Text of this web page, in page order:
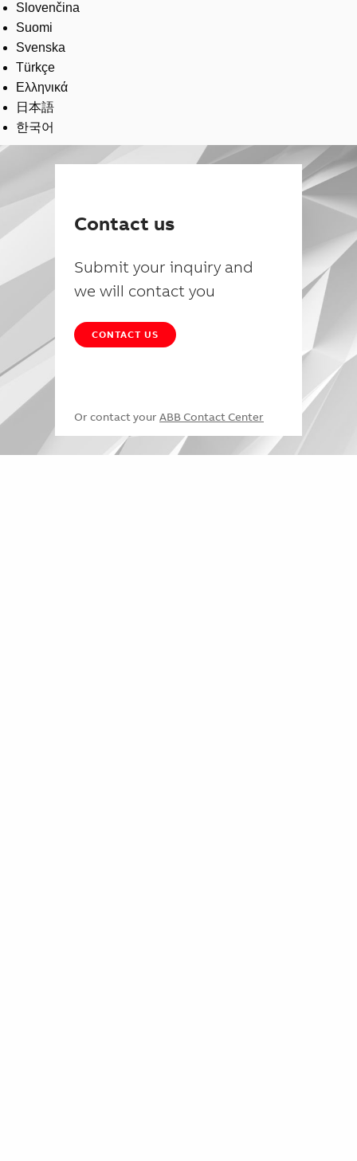
Slovenčina
Suomi
Svenska
Türkçe
Ελληνικά
日本語
한국어
Contact us
Submit your inquiry and
we will contact you
CONTACT US
Or contact your ABB Contact Center